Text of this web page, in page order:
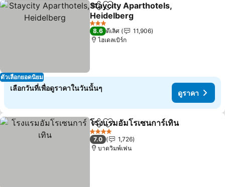
ตัวเลือกยอดนิยม
แชร์ เพิ่มในรายการโปรด
Staycity Aparthotels,
Heidelberg
3 ดาว
8.6 ดีเลิศ
11,906
ไฮเดลเบิร์ก
เลือกวันที่เพื่อดูราคาในวันนั้นๆ
ดูราคา
แชร์ เพิ่มในรายการโปรด
โรงแรมอัมโรเซนการ์เทิน
4 ดาว
7.0
1,726
บาดวิมพ์เฟน